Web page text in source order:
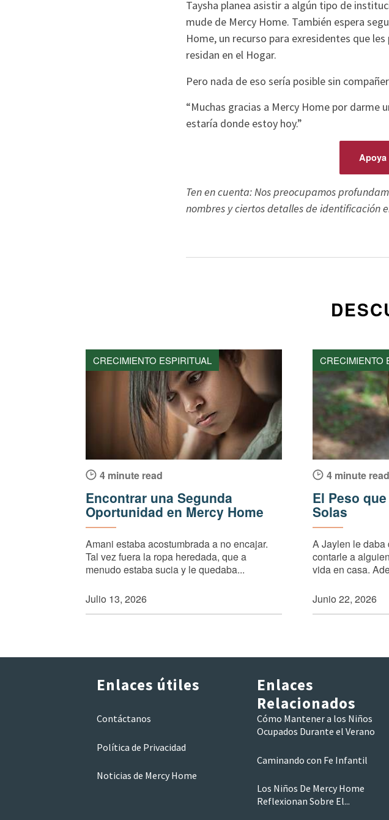
Taysha planea asistir a algún tipo de
mude de Mercy Home. También espera
Home, un recurso para exresidentes que
residan en el Hogar.
Pero nada de eso sería posible sin
“Muchas gracias a Mercy Home por darme
estaría donde estoy hoy.”
Apoya
Ten en cuenta: Nos preocupamos
nombres y ciertos detalles de identificación
CRECIMIENTO ESPIRITUAL
4 minute read
Encontrar una Segunda
Oportunidad en Mercy Home
Amani estaba acostumbrada a no encajar.
Tal vez fuera la ropa heredada, que a
menudo estaba sucia y le quedaba...
Julio 13, 2026
CRECIMIENTO
4 minute read
El Peso
Solas
A Jaylen le
contarle a
vida en casa.
Junio 22, 2026
Enlaces útiles
Contáctanos
Política de Privacidad
Noticias de Mercy Home
Enlaces
Relacionados
Cómo Mantener a los Niños
Ocupados Durante el Verano
Caminando con Fe Infantil
Los Niños De Mercy Home
Reflexionan Sobre El...